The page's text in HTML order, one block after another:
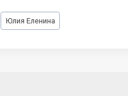
Метки
записи:
Юлия Еленина